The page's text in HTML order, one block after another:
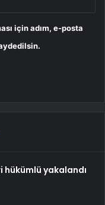
için adım, e-posta
yakalandı